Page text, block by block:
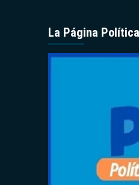
La Página Política